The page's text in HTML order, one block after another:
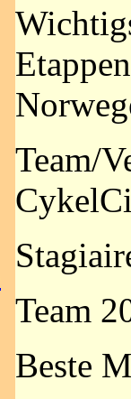
Team/
Team
Beste